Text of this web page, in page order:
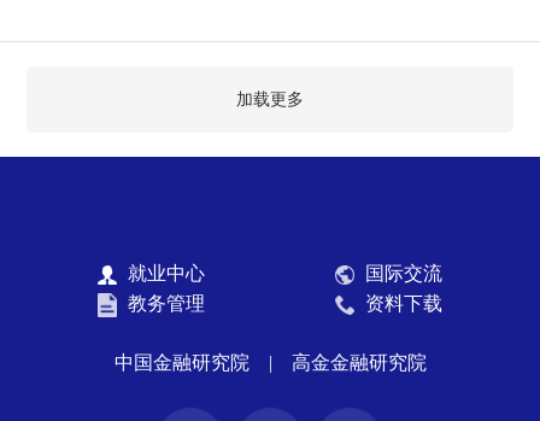
加载更多
就业中心
国际交流
教务管理
资料下载
中国金融研究院 | 高金金融研究院